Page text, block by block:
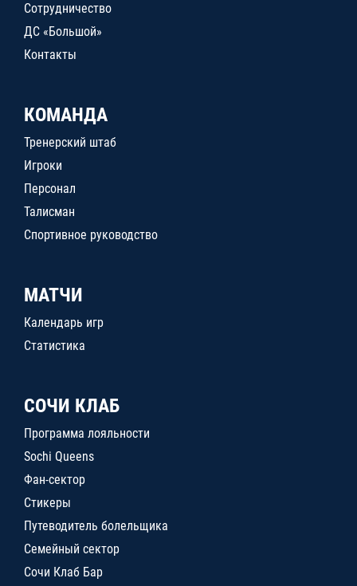
Сотрудничество
ДС «Большой»
Контакты
КОМАНДА
Тренерский штаб
Игроки
Персонал
Талисман
Спортивное руководство
МАТЧИ
Календарь игр
Статистика
СОЧИ КЛАБ
Программа лояльности
Sochi Queens
Фан-сектор
Стикеры
Путеводитель болельщика
Семейный сектор
Сочи Клаб Бар